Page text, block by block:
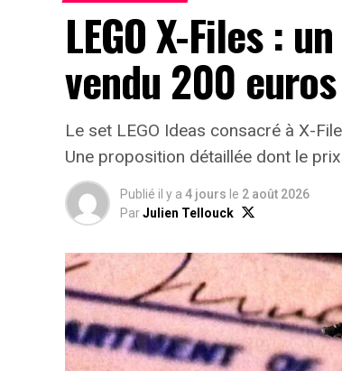
LEGO X-Files :
vendu 200 euros
Le set LEGO Ideas consacré à X-
Une proposition détaillée dont le
Publié il y a 4 jours le 2 août 2026
ParJulien Tellouck